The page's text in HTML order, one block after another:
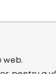
web.